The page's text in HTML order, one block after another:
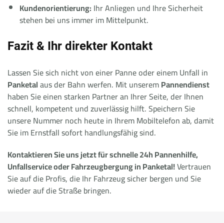
Kundenorientierung: Ihr Anliegen und Ihre Sicherheit
stehen bei uns immer im Mittelpunkt.
Fazit & Ihr direkter Kontakt
Lassen Sie sich nicht von einer Panne oder einem Unfall in
Panketalaus der Bahn werfen. Mit unseremPannendienst
haben Sie einen starken Partner an Ihrer Seite, der Ihnen
schnell, kompetent und zuverlässig hilft. Speichern Sie
unsere Nummer noch heute in Ihrem Mobiltelefon ab, damit
Sie im Ernstfall sofort handlungsfähig sind.
Kontaktieren Sie uns jetzt für schnelle 24h Pannenhilfe,
Unfallservice oder Fahrzeugbergung in Panketal!Vertrauen
Sie auf die Profis, die Ihr Fahrzeug sicher bergen und Sie
wieder auf die Straße bringen.